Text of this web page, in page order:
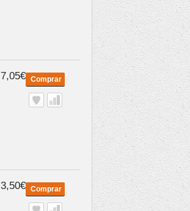
7,05€ Comprar
3,50€ Comprar